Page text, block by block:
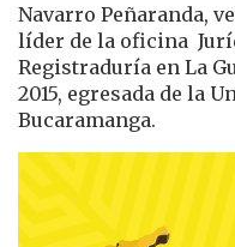
Navarro Peñaranda,
líder de la oficina
Registraduría en La
2015, egresada de la
Bucaramanga.